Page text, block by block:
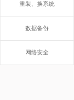
重装、换系统
数据备份
网络安全